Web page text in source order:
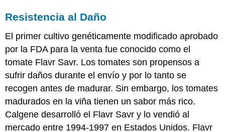
Resistencia al Daño
El primer cultivo genéticamente modificado aprobado
por la FDA para la venta fue conocido como el
tomate Flavr Savr. Los tomates son propensos a
sufrir daños durante el envío y por lo tanto se
recogen antes de madurar. Sin embargo, los tomates
madurados en la viña tienen un sabor más rico.
Calgene desarrolló el Flavr Savr y lo vendió al
mercado entre 1994-1997 en Estados Unidos. Flavr